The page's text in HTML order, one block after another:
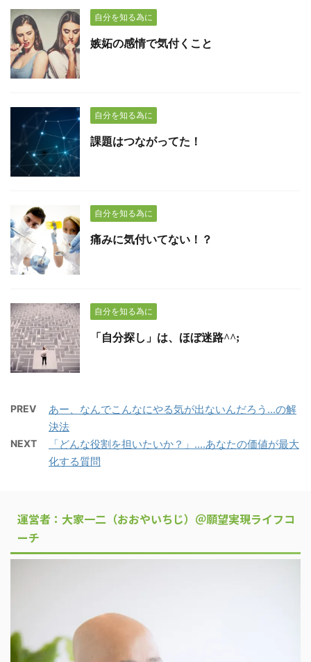
自分を知る為に
嫉妬の感情で気付くこと
自分を知る為に
課題はつながってた！
自分を知る為に
痛みに気付いてない！？
自分を知る為に
「自分探し」は、ほぼ迷路^^;
PREV
あー、なんでこんなにやる気が出ないんだろう...の解
決法
NEXT
「どんな役割を担いたいか？」....あなたの価値が最大
化する質問
運営者：大家一二（おおやいちじ）＠願望実現ライフコ
ーチ